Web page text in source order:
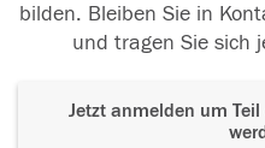
bilden. Bleiben Sie in
und tragen Sie sich
Jetzt anmelden um